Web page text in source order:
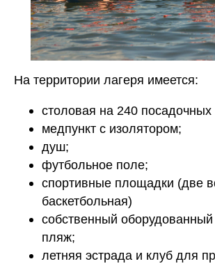
На территории лагеря имеется:
столовая на 240 посадочных
медпункт с изолятором;
душ;
футбольное поле;
спортивные площадки (две
баскетбольная)
собственный
пляж;
летняя эстрада и клуб для